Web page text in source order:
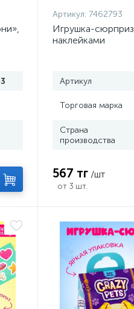
Артикул: 7462793
Игрушка-
наклейками
Артикул
Торговая марка
Страна
производства
567 тг /шт
от 3 шт.